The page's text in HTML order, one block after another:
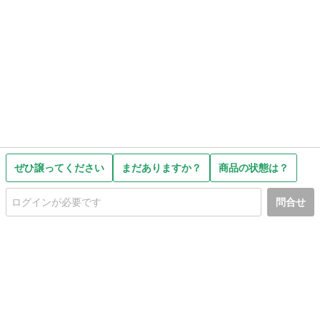
ぜひ譲ってください まだありますか？ 商品の状態は？
問合せ